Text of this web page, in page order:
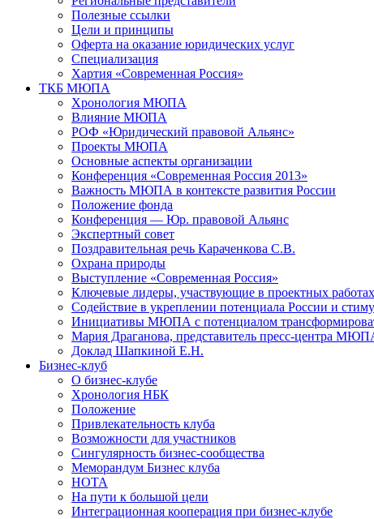
Полезные ссылки
Цели и принципы
Оферта на оказание юридических услуг
Специализация
Хартия «Современная Россия»
ТКБ МЮПА
Хронология МЮПА
Влияние МЮПА
РОФ «Юридический правовой Альянс»
Проекты МЮПА
Основные аспекты организации
Конференция «Современная Россия 2013»
Важность МЮПА в контексте развития России
Положение фонда
Конференция — Юр. правовой Альянс
Экспертный совет
Поздравительная речь Караченкова С.В.
Охрана природы
Выступление «Современная Россия»
Ключевые лидеры, участвующие в проектных
Cодействие в укреплении потенциала России и
Инициативы МЮПА с потенциалом
Мария Драганова, представитель пресс-центра
Доклад Шапкиной Е.Н.
Бизнес-клуб
О бизнес-клубе
Хронология НБК
Положение
Привлекательность клуба
Возможности для участников
Сингулярность бизнес-сообщества
Меморандум Бизнес клуба
НОТА
На пути к большой цели
Интеграционная кооперация при бизнес-клубе